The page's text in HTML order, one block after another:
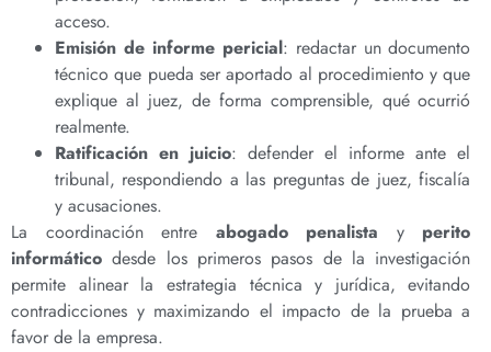
acceso.
Emisión de informe pericial: redactar un documento
técnico que pueda ser aportado al procedimiento y que
explique al juez, de forma comprensible, qué ocurrió
realmente.
Ratificación en juicio: defender el informe ante el
tribunal, respondiendo a las preguntas de juez, fiscalía
y acusaciones.
La coordinación entre abogado penalista y perito
informático desde los primeros pasos de la investigación
permite alinear la estrategia técnica y jurídica, evitando
contradicciones y maximizando el impacto de la prueba a
favor de la empresa.